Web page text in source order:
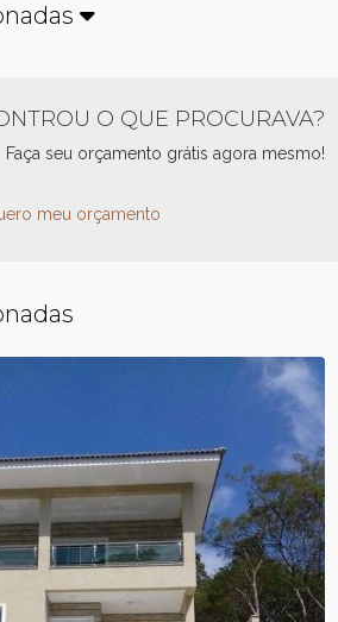
O QUE PROCURAVA?
Faça seu orçamento grátis agora mesmo!
meu orçamento